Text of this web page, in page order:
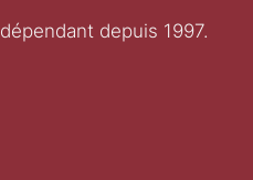
depuis 1997.